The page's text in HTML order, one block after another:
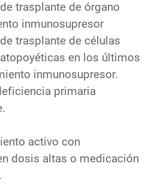
trasplante de órgano
inmunosupresor
trasplante de células
en los últimos
inmunosupresor.
primaria
activo con
dosis altas o medicación